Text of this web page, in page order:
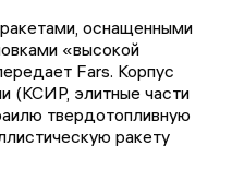
оснащенными
«высокой
Fars. Корпус
(КСИР, элитные части
твердотопливную
ракету